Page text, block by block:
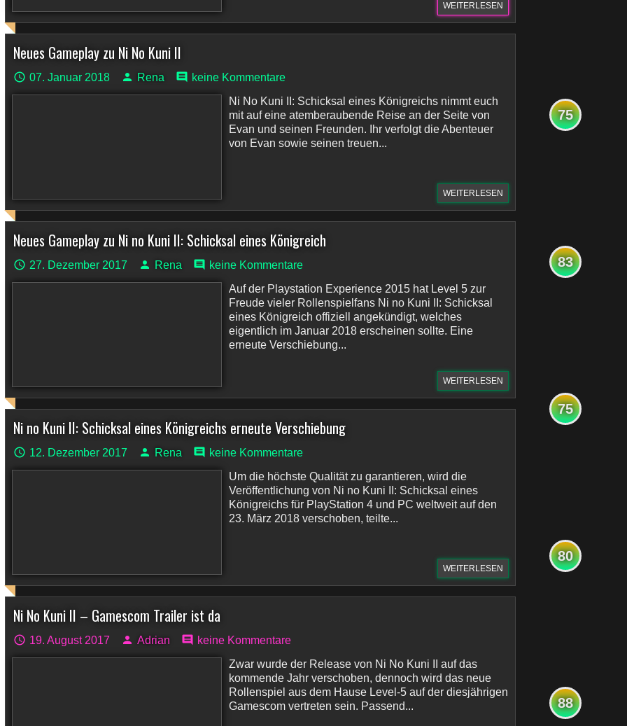
WEITERLESEN
Neues Gameplay zu Ni No Kuni II
07. Januar 2018 Rena
keine Kommentare
Ni No Kuni II: Schicksal eines Königreichs nimmt euch
mit auf eine atemberaubende Reise an der Seite von
Evan und seinen Freunden. Ihr verfolgt die Abenteuer
von Evan sowie seinen treuen...
WEITERLESEN
Neues Gameplay zu Ni no Kuni II: Schicksal eines Königreich
27. Dezember 2017 Rena
keine Kommentare
Auf der Playstation Experience 2015 hat Level 5 zur
Freude vieler Rollenspielfans Ni no Kuni II: Schicksal
eines Königreich offiziell angekündigt, welches
eigentlich im Januar 2018 erscheinen sollte. Eine
erneute Verschiebung...
WEITERLESEN
Ni no Kuni II: Schicksal eines Königreichs erneute Verschiebung
12. Dezember 2017 Rena
keine Kommentare
Um die höchste Qualität zu garantieren, wird die
Veröffentlichung von Ni no Kuni II: Schicksal eines
Königreichs für PlayStation 4 und PC weltweit auf den
23. März 2018 verschoben, teilte...
WEITERLESEN
Ni No Kuni II – Gamescom Trailer ist da
19. August 2017 Adrian
keine Kommentare
Zwar wurde der Release von Ni No Kuni II auf das
kommende Jahr verschoben, dennoch wird das neue
Rollenspiel aus dem Hause Level-5 auf der diesjährigen
Gamescom vertreten sein. Passend...
75
83
75
80
88